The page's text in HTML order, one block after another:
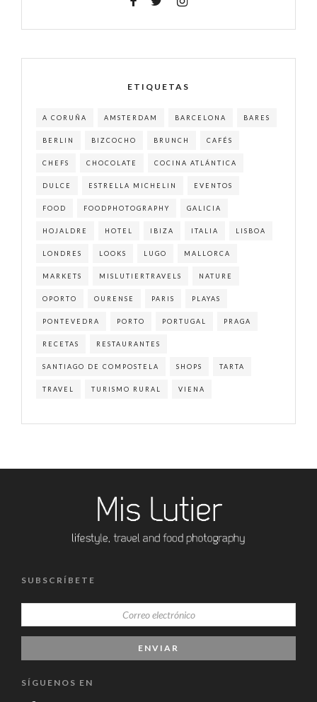
ETIQUETAS
A CORUÑA AMSTERDAM BARCELONA BARES
BERLIN BIZCOCHO BRUNCH CAFÉS
CHEFS CHOCOLATE COCINA ATLÁNTICA
DULCE ESTRELLA MICHELIN EVENTOS
FOOD FOODPHOTOGRAPHY GALICIA
HOJALDRE HOTEL IBIZA ITALIA LISBOA
LONDRES LOOKS LUGO MALLORCA
MARKETS MISLUTIERTRAVELS NATURE
OPORTO OURENSE PARIS PLAYAS
PONTEVEDRA PORTO PORTUGAL PRAGA
RECETAS RESTAURANTES
SANTIAGO DE COMPOSTELA SHOPS TARTA
TRAVEL TURISMO RURAL VIENA
SUBSCRÍBETE
SÍGUENOS EN